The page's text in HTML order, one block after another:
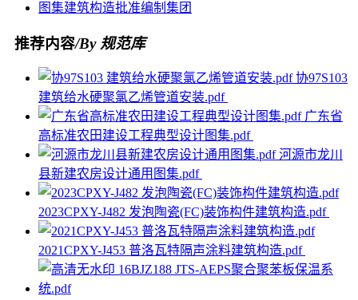
图集建筑构造批准编制 集团
推荐内容/By 规范库
协97S103
建筑给水硬聚氯乙烯管道安装.pdf
广东省
高标准农田建设工程典型设计图集.pdf
河源市龙川
县新建农房设计通用图集.pdf
2023CPXY-J482 发泡陶瓷(FC)装饰构件建筑构造.pdf
2021CPXY-J453 普洛瓦特隔声涂料建筑构造.pdf